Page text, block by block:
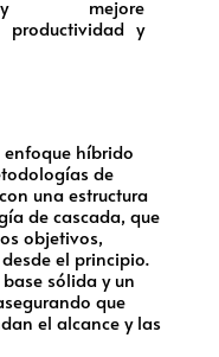
y mejore
productividad y
híbrido
de
una estructura
de cascada, que
objetivos,
el principio.
sólida y un
que
el alcance y las